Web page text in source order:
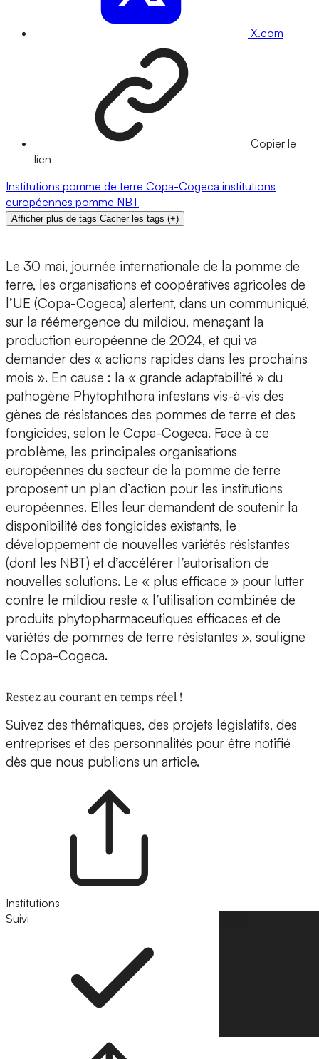
X.com
Copier le
lien
Institutions pomme de terre Copa-Cogeca institutions
européennes pomme NBT
Afficher plus de tags Cacher les tags (+)
Le 30 mai, journée internationale de la pomme de
terre, les organisations et coopératives agricoles de
l’UE (Copa-Cogeca) alertent, dans un communiqué,
sur la réémergence du mildiou, menaçant la
production européenne de 2024, et qui va
demander des « actions rapides dans les prochains
mois ». En cause : la « grande adaptabilité » du
pathogène Phytophthora infestans vis-à-vis des
gènes de résistances des pommes de terre et des
fongicides, selon le Copa-Cogeca. Face à ce
problème, les principales organisations
européennes du secteur de la pomme de terre
proposent un plan d’action pour les institutions
européennes. Elles leur demandent de soutenir la
disponibilité des fongicides existants, le
développement de nouvelles variétés résistantes
(dont les NBT) et d’accélérer l’autorisation de
nouvelles solutions. Le « plus efficace » pour lutter
contre le mildiou reste « l’utilisation combinée de
produits phytopharmaceutiques efficaces et de
variétés de pommes de terre résistantes », souligne
le Copa-Cogeca.
Restez au courant en temps réel !
Suivez des thématiques, des projets législatifs, des
entreprises et des personnalités pour être notifié
dès que nous publions un article.
Institutions
Suivi